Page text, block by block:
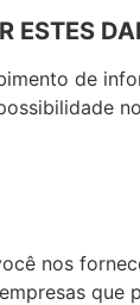
ESTES
de
nos
que